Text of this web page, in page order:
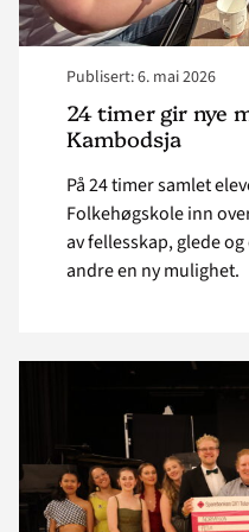
Publisert: 6. mai 2026
24 timer gir nye
Kambodsja
På 24 timer samlet
Folkehøgskole inn
av fellesskap, glede
andre en ny mulighet.